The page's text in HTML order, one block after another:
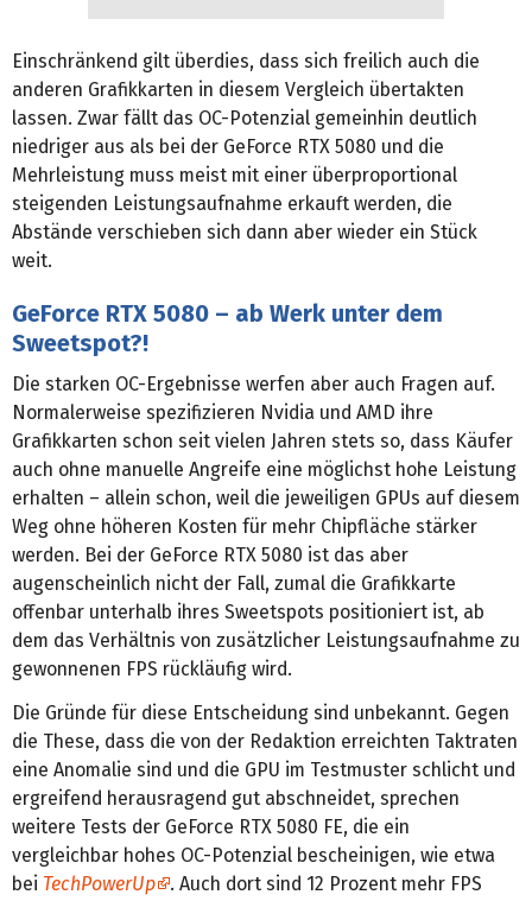
Einschränkend gilt überdies, dass sich freilich auch die
anderen Grafikkarten in diesem Vergleich übertakten
lassen. Zwar fällt das OC-Potenzial gemeinhin deutlich
niedriger aus als bei der GeForce RTX 5080 und die
Mehrleistung muss meist mit einer überproportional
steigenden Leistungsaufnahme erkauft werden, die
Abstände verschieben sich dann aber wieder ein Stück
weit.
GeForce RTX 5080 – ab Werk unter dem
Sweetspot?!
Die starken OC-Ergebnisse werfen aber auch Fragen auf.
Normalerweise spezifizieren Nvidia und AMD ihre
Grafikkarten schon seit vielen Jahren stets so, dass Käufer
auch ohne manuelle Angreife eine möglichst hohe Leistung
erhalten – allein schon, weil die jeweiligen GPUs auf diesem
Weg ohne höheren Kosten für mehr Chipfläche stärker
werden. Bei der GeForce RTX 5080 ist das aber
augenscheinlich nicht der Fall, zumal die Grafikkarte
offenbar unterhalb ihres Sweetspots positioniert ist, ab
dem das Verhältnis von zusätzlicher Leistungsaufnahme zu
gewonnenen FPS rückläufig wird.
Die Gründe für diese Entscheidung sind unbekannt. Gegen
die These, dass die von der Redaktion erreichten Taktraten
eine Anomalie sind und die GPU im Testmuster schlicht und
ergreifend herausragend gut abschneidet, sprechen
weitere Tests der GeForce RTX 5080 FE, die ein
vergleichbar hohes OC-Potenzial bescheinigen, wie etwa
bei TechPowerUp . Auch dort sind 12 Prozent mehr FPS